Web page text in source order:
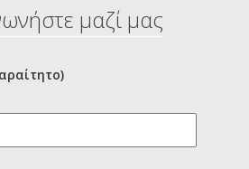
μαζί μας